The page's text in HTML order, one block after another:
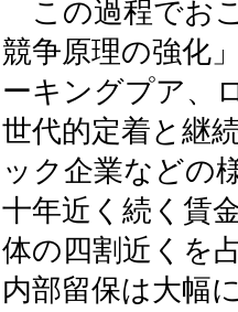
この過程でお
競争原理の強化
ーキングプア、
世代的定着と継
ック企業などの
十年近く続く賃
体の四割近くを
内部留保は大幅